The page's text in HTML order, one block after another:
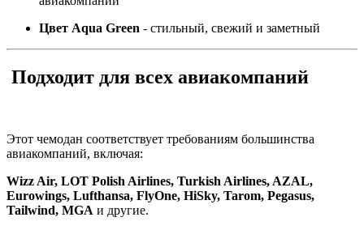
Цвет Aqua Green - стильный, свежий и заметный
Подходит для всех авиакомпаний
Этот чемодан соответствует требованиям большинства
авиакомпаний, включая:
Wizz Air, LOT Polish Airlines, Turkish Airlines, AZAL,
Eurowings, Lufthansa, FlyOne, HiSky, Tarom, Pegasus,
Tailwind, MGA и другие.